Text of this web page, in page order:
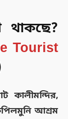
Tourist
কালীমন্দির,
আশ্রম